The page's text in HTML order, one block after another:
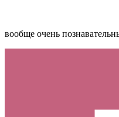
вообще очень